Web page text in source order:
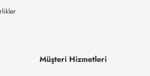
Müşteri Hizmetleri